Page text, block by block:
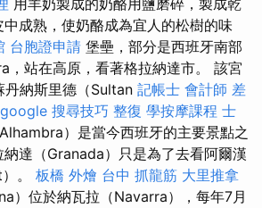
用羊奶製成的奶酪用鹽磨碎，製成乾
成熟，使奶酪成為宜人的松樹的味
台胞證申請 堡壘，部分是西班牙南部
，站在高原，看著格拉納達市。 該宮
丹納斯里德（Sultan 記帳士 會計師 差
google 搜尋技巧 整復 學按摩課程 士
）是當今西班牙的主要景點之
達（Granada）只是為了去看阿爾漢
。 板橋 外燴 台中 抓龍筋 大里推拿
）位於納瓦拉（Navarra），每年7月